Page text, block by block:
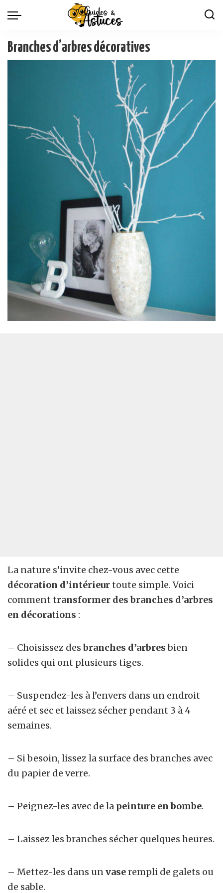
Branches d’arbres décoratives
La nature s’invite chez-vous avec cette
décoration d’intérieurtoute simple. Voici
comment transformer des branches d’arbres
en décorations :
– Choisissez desbranches d’arbresbien
solides qui ont plusieurs tiges.
– Suspendez-les à l’envers dans un endroit
aéré et sec et laissez sécher pendant 3 à 4
semaines.
– Si besoin, lissez la surface des branches avec
du papier de verre.
– Peignez-les avec de la peinture en bombe.
– Laissez les branches sécher quelques heures.
– Mettez-les dans unvaserempli de galets ou
de sable.